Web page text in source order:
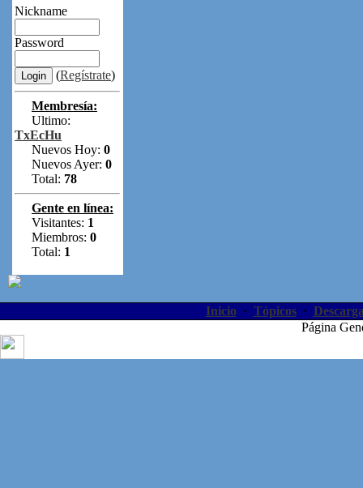
Nickname
Password
(Regístrate)
Membresía:
Ultimo:
TxEcHu
Nuevos Hoy: 0
Nuevos Ayer: 0
Total: 78
Gente en línea:
Visitantes: 1
Miembros: 0
Total: 1
Inicio· Tópicos·
Página